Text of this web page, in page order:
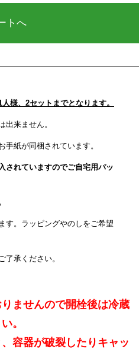
トへ
様、2セットまでとなります。
出来ません。
紙が同梱されています。
されていますのでご自宅用パッ
す。ラッピングやのしをご希望
承ください。
ませんので開栓後は冷蔵
。
容器が破裂したりキャッ